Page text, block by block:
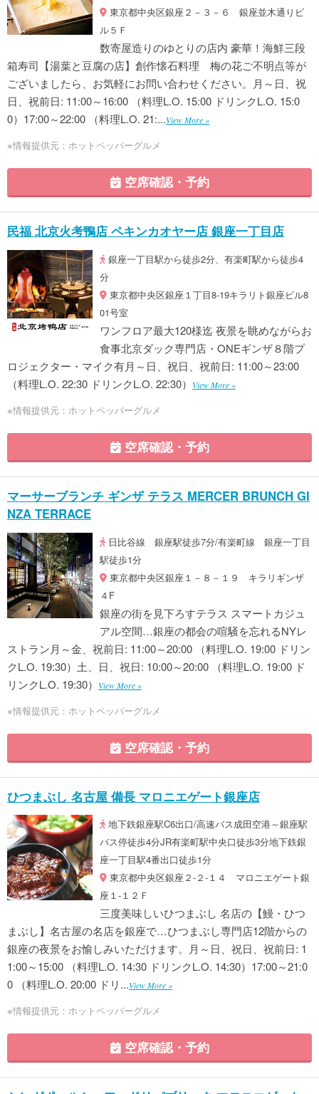
東京都中央区銀座２－３－６ 銀座並木通りビ
ル５Ｆ
数寄屋造りのゆとりの店内 豪華！海鮮三段
箱寿司【湯葉と豆腐の店】創作懐石料理 梅の花ご不明点等が
ございましたら、お気軽にお問い合わせください。月～日、祝
日、祝前日: 11:00～16:00 （料理L.O. 15:00 ドリンクL.O. 15:0
0）17:00～22:00 （料理L.O. 21:...View More »
※情報提供元：ホットペッパーグルメ
空席確認・予約
民福 北京火考鴨店 ペキンカオヤー店 銀座一丁目店
銀座一丁目駅から徒歩2分、有楽町駅から徒歩4
分
東京都中央区銀座１丁目8-19キラリト銀座ビル8
01号室
ワンフロア最大120様迄 夜景を眺めながらお
食事北京ダック専門店・ONEギンザ８階プ
ロジェクター・マイク有月～日、祝日、祝前日: 11:00～23:00
（料理L.O. 22:30 ドリンクL.O. 22:30）
View More »
※情報提供元：ホットペッパーグルメ
空席確認・予約
マーサーブランチ ギンザ テラス MERCER BRUNCH GI
NZA TERRACE
日比谷線 銀座駅徒歩7分/有楽町線 銀座一丁目
駅徒歩1分
東京都中央区銀座１－８－１９ キラリギンザ
４F
銀座の街を見下ろすテラス スマートカジュ
アル空間…銀座の都会の喧騒を忘れるNYレ
ストラン月～金、祝前日: 11:00～20:00 （料理L.O. 19:00 ドリン
クL.O. 19:30）土、日、祝日: 10:00～20:00 （料理L.O. 19:00 ド
リンクL.O. 19:30）
View More »
※情報提供元：ホットペッパーグルメ
空席確認・予約
ひつまぶし 名古屋 備長 マロニエゲート銀座店
地下鉄銀座駅C6出口/高速バス成田空港～銀座駅
バス停徒歩4分JR有楽町駅中央口徒歩3分地下鉄銀
座一丁目駅4番出口徒歩1分
東京都中央区銀座２-２-１４ マロニエゲート銀
座１-１２Ｆ
三度美味しいひつまぶし 名店の【鰻・ひつ
まぶし】名古屋の名店を銀座で…ひつまぶし専門店12階からの
銀座の夜景をお愉しみいただけます。月～日、祝日、祝前日: 1
1:00～15:00 （料理L.O. 14:30 ドリンクL.O. 14:30）17:00～21:0
0 （料理L.O. 20:00 ドリ...View More »
※情報提供元：ホットペッパーグルメ
空席確認・予約